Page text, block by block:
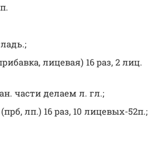
лицевая) 16 раз, 2 лиц.
части делаем л. гл.;
лп.) 16 раз, 10 лицевых-52п.;